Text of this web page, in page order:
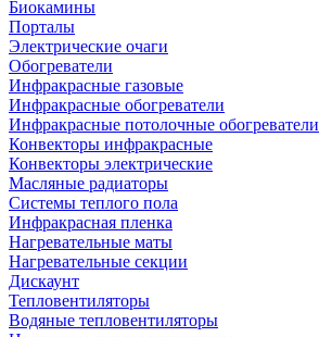
Биокамины
Порталы
Электрические очаги
Обогреватели
Инфракрасные газовые
Инфракрасные обогреватели
Инфракрасные потолочные обогреватели
Конвекторы инфракрасные
Конвекторы электрические
Масляные радиаторы
Системы теплого пола
Инфракрасная пленка
Нагревательные маты
Нагревательные секции
Дискаунт
Тепловентиляторы
Водяные тепловентиляторы